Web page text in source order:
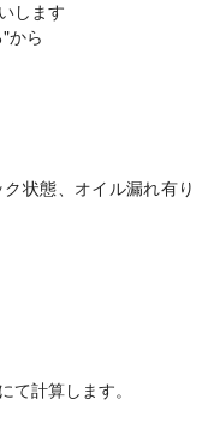
します
から
状態、オイル漏れ有り
て計算します。